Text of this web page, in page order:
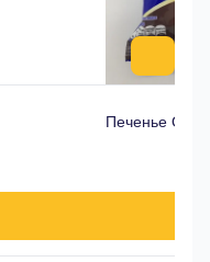
Печенье